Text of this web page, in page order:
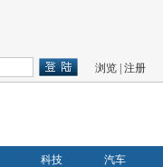
浏览 |注册
科技 汽车